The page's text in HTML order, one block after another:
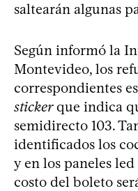
saltearán algunas
Según informó la
Montevideo, los
correspondientes
stickerque indica
semidirecto 103.
identificados los
y en los paneles
costo del boleto